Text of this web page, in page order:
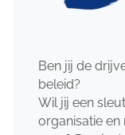
Ben jij de
beleid?
Wil jij een
organisatie